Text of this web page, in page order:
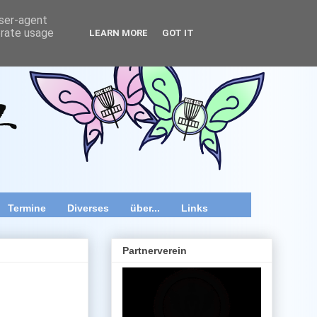
im Raum Wien, Niederösterreich und Burgenland
und diverse Kurztipps.
Termine Diverses über... Links
Partnerverein
agent
usage
LEARN MORE GOT IT